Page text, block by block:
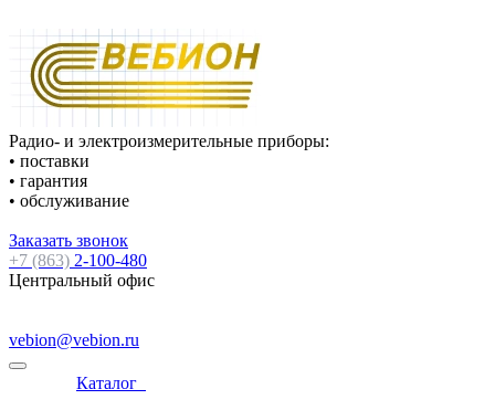
Радио- и электроизмерительные приборы:
• поставки
• гарантия
• обслуживание
Заказать звонок
+7 (863) 2-100-480
Центральный офис
vebion@vebion.ru
Каталог